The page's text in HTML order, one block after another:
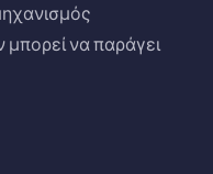
να παράγει